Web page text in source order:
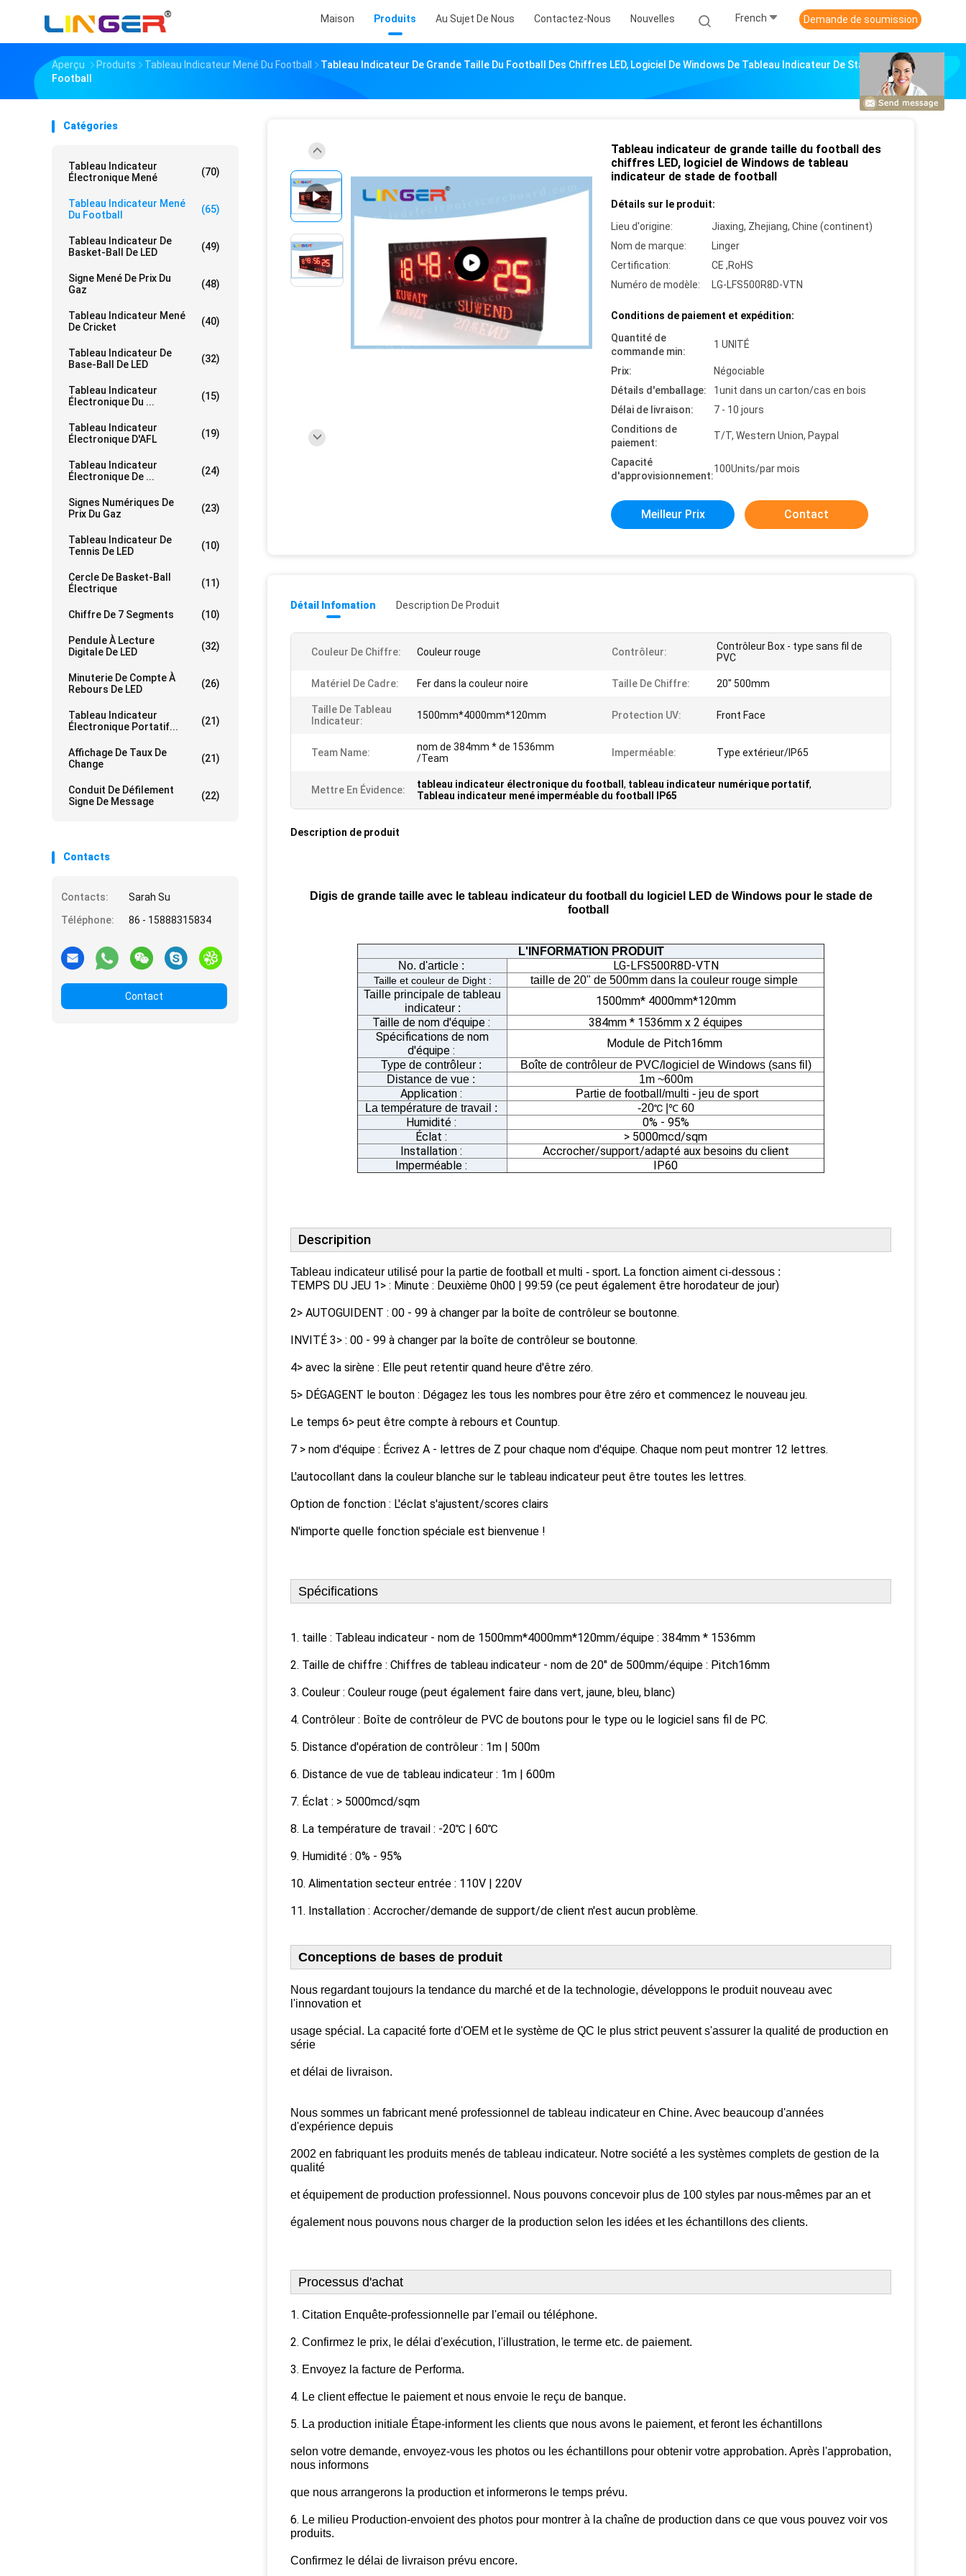
Maison Produits Au Sujet De Nous Contactez-Nous Nouvelles French Demande de soumission
Aperçu Produits Tableau Indicateur Mené Du Football
Tableau Indicateur De Grande Taille Du Football Des Chiffres LED, Logiciel De Windows De Tableau Indicateur De Stade De
Football
Catégories
Tableau Indicateur
Électronique Mené
(70)
Tableau Indicateur Mené
Du Football
(65)
Tableau Indicateur De
Basket-Ball De LED
(49)
Signe Mené De Prix Du
Gaz
(48)
Tableau Indicateur Mené
De Cricket
(40)
Tableau Indicateur De
Base-Ball De LED
(32)
Tableau Indicateur
Électronique Du ...
(15)
Tableau Indicateur
Électronique D'AFL
(19)
Tableau Indicateur
Électronique De ...
(24)
Signes Numériques De
Prix Du Gaz
(23)
Tableau Indicateur De
Tennis De LED
(10)
Cercle De Basket-Ball
Électrique
(11)
Chiffre De 7 Segments (10)
Pendule À Lecture
Digitale De LED
(32)
Minuterie De Compte À
Rebours De LED
(26)
Tableau Indicateur
Électronique Portatif...
(21)
Affichage De Taux De
Change
(21)
Conduit De Défilement
Signe De Message
(22)
Contacts
Contacts:
Sarah Su
Téléphone:
86 - 15888315834
Contact
Tableau indicateur de grande taille du football des
chiffres LED, logiciel de Windows de tableau
indicateur de stade de football
Détails sur le produit:
Lieu d'origine:
Jiaxing, Zhejiang, Chine (continent)
Nom de marque:
Linger
Certification:
CE ,RoHS
Numéro de modèle:
LG-LFS500R8D-VTN
Conditions de paiement et expédition:
Quantité de
commande min:
1 UNITÉ
Prix:
Négociable
Détails d'emballage:
1unit dans un carton/cas en bois
Délai de livraison:
7 - 10 jours
Conditions de
paiement:
T/T, Western Union, Paypal
Capacité
d'approvisionnement:
100Units/par mois
Meilleur Prix Contact
Détail Infomation Description De Produit
Couleur De Chiffre: Couleur rouge Contrôleur:
Contrôleur Box - type sans fil de
PVC
Matériel De Cadre: Fer dans la couleur noire Taille De Chiffre: 20" 500mm
Taille De Tableau
Indicateur:
1500mm*4000mm*120mm Protection UV: Front Face
Team Name:
nom de 384mm * de 1536mm
/Team
Imperméable: Type extérieur/IP65
Mettre En Évidence: tableau indicateur électronique du football , tableau indicateur numérique portatif,
Tableau indicateur mené imperméable du football IP65
Description de produit
Digis de grande taille avec le tableau indicateur du football du logiciel LED de Windows pour le stade de
football
L'INFORMATION PRODUIT
No. d'article :
LG-LFS500R8D-VTN
Taille et couleur de Dight :
taille de 20" de 500mm dans la couleur rouge simple
Taille principale de tableau
indicateur :
1500mm* 4000mm*120mm
Taille de nom d'équipe :
384mm * 1536mm x 2 équipes
Spécifications de nom
d'équipe :
Module de Pitch16mm
Type de contrôleur :
Boîte de contrôleur de PVC/logiciel de Windows (sans fil)
Distance de vue :
1m ~600m
Application :
Partie de football/multi - jeu de sport
La température de travail :
-20℃ ℃60
Humidité :
0% - 95%
Éclat :
> 5000mcd/sqm
Installation :
Accrocher/support/adapté aux besoins du client
Imperméable :
IP60
Descripition
Tableau indicateur utilisé pour la partie de football et multi - sport. La fonction aiment ci-dessous :
TEMPS DU JEU 1> : Minute : Deuxième 0h00 | 99:59 (ce peut également être horodateur de jour)
2> AUTOGUIDENT : 00 - 99 à changer par la boîte de contrôleur se boutonne.
INVITÉ 3> : 00 - 99 à changer par la boîte de contrôleur se boutonne.
4> avec la sirène : Elle peut retentir quand heure d'être zéro.
5> DÉGAGENT le bouton : Dégagez les tous les nombres pour être zéro et commencez le nouveau jeu.
Le temps 6> peut être compte à rebours et Countup.
7 > nom d'équipe : Écrivez A - lettres de Z pour chaque nom d'équipe. Chaque nom peut montrer 12 lettres.
L'autocollant dans la couleur blanche sur le tableau indicateur peut être toutes les lettres.
Option de fonction : L'éclat s'ajustent/scores clairs
N'importe quelle fonction spéciale est bienvenue !
Spécifications
1. taille : Tableau indicateur - nom de 1500mm*4000mm*120mm/équipe : 384mm * 1536mm
2. Taille de chiffre : Chiffres de tableau indicateur - nom de 20" de 500mm/équipe : Pitch16mm
3. Couleur : Couleur rouge (peut également faire dans vert, jaune, bleu, blanc)
4. Contrôleur : Boîte de contrôleur de PVC de boutons pour le type ou le logiciel sans fil de PC.
5. Distance d'opération de contrôleur : 1m | 500m
6. Distance de vue de tableau indicateur : 1m | 600m
7. Éclat : > 5000mcd/sqm
8. La température de travail : -20℃ | 60℃
9. Humidité : 0% - 95%
10. Alimentation secteur entrée : 110V | 220V
11. Installation : Accrocher/demande de support/de client n'est aucun problème.
Conceptions de bases de produit
Nous regardant toujours la tendance du marché et de la technologie, développons le produit nouveau avec
l'innovation et
usage spécial. La capacité forte d'OEM et le système de QC le plus strict peuvent s'assurer la qualité de production en
série
et délai de livraison.
Nous sommes un fabricant mené professionnel de tableau indicateur en Chine. Avec beaucoup d'années
d'expérience depuis
2002 en fabriquant les produits menés de tableau indicateur. Notre société a les systèmes complets de gestion de la
qualité
et équipement de production professionnel. Nous pouvons concevoir plus de 100 styles par nous-mêmes par an et
également nous pouvons nous charger de la production selon les idées et les échantillons des clients.
Processus d'achat
1. Citation Enquête-professionnelle par l'email ou téléphone.
2. Confirmez le prix, le délai d'exécution, l'illustration, le terme etc. de paiement.
3. Envoyez la facture de Performa.
4. Le client effectue le paiement et nous envoie le reçu de banque.
5. La production initiale Étape-informent les clients que nous avons le paiement, et feront les échantillons
selon votre demande, envoyez-vous les photos ou les échantillons pour obtenir votre approbation. Après l'approbation,
nous informons
que nous arrangerons la production et informerons le temps prévu.
6. Le milieu Production-envoient des photos pour montrer à la chaîne de production dans ce que vous pouvez voir vos
produits.
Confirmez le délai de livraison prévu encore.